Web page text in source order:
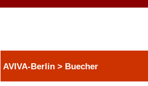
AVIVA-Berlin > Buecher